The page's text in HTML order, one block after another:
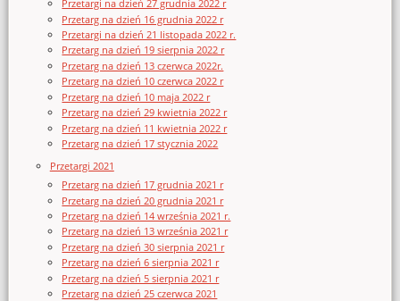
Przetargi na dzień 27 grudnia 2022 r
Przetarg na dzień 16 grudnia 2022 r
Przetargi na dzień 21 listopada 2022 r.
Przetarg na dzień 19 sierpnia 2022 r
Przetarg na dzień 13 czerwca 2022r.
Przetarg na dzień 10 czerwca 2022 r
Przetarg na dzień 10 maja 2022 r
Przetarg na dzień 29 kwietnia 2022 r
Przetarg na dzień 11 kwietnia 2022 r
Przetarg na dzień 17 stycznia 2022
Przetargi 2021
Przetarg na dzień 17 grudnia 2021 r
Przetarg na dzień 20 grudnia 2021 r
Przetarg na dzień 14 września 2021 r.
Przetarg na dzień 13 września 2021 r
Przetarg na dzień 30 sierpnia 2021 r
Przetarg na dzień 6 sierpnia 2021 r
Przetarg na dzień 5 sierpnia 2021 r
Przetarg na dzień 25 czerwca 2021